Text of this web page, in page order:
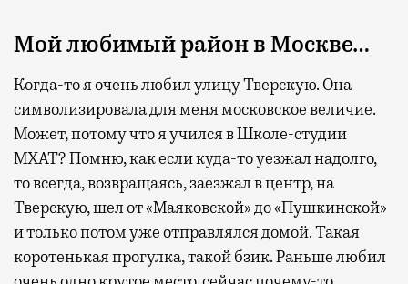
Мой любимый район в Москве…
Когда-то я очень любил улицу Тверскую. Она
символизировала для меня московское величие.
Может, потому что я учился в Школе-студии
МХАТ? Помню, как если куда-то уезжал надолго,
то всегда, возвращаясь, заезжал в центр, на
Тверскую, шел от «Маяковской» до «Пушкинской»
и только потом уже отправлялся домой. Такая
коротенькая прогулка, такой бзик. Раньше любил